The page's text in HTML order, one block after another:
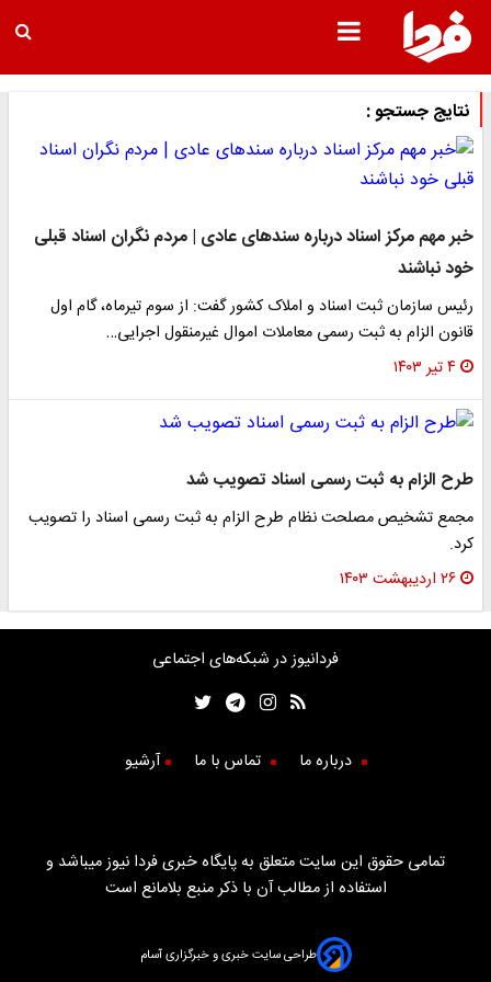
نتایج جستجو :
خبر مهم مرکز اسناد درباره سندهای عادی | مردم نگران اسناد قبلی
خود نباشند
رئیس سازمان ثبت اسناد و املاک کشور گفت: از سوم تیرماه، گام اول
قانون الزام به ثبت رسمی معاملات اموال غیرمنقول اجرایی…
۴ تیر ۱۴۰۳
طرح الزام به ثبت رسمی اسناد تصویب شد
مجمع تشخیص مصلحت نظام طرح الزام به ثبت رسمی اسناد را تصویب
کرد.
۲۶ اردیبهشت ۱۴۰۳
فردانیوز در شبکه‌های اجتماعی
درباره ما تماس با ما آرشیو
تمامی حقوق این سایت متعلق به پایگاه خبری فردا نیوز میباشد و
استفاده از مطالب آن با ذکر منبع بلامانع است
طراحی سایت خبری و خبرگزاری آسام